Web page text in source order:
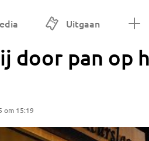
Uitgaan
door pan op
om 15:19